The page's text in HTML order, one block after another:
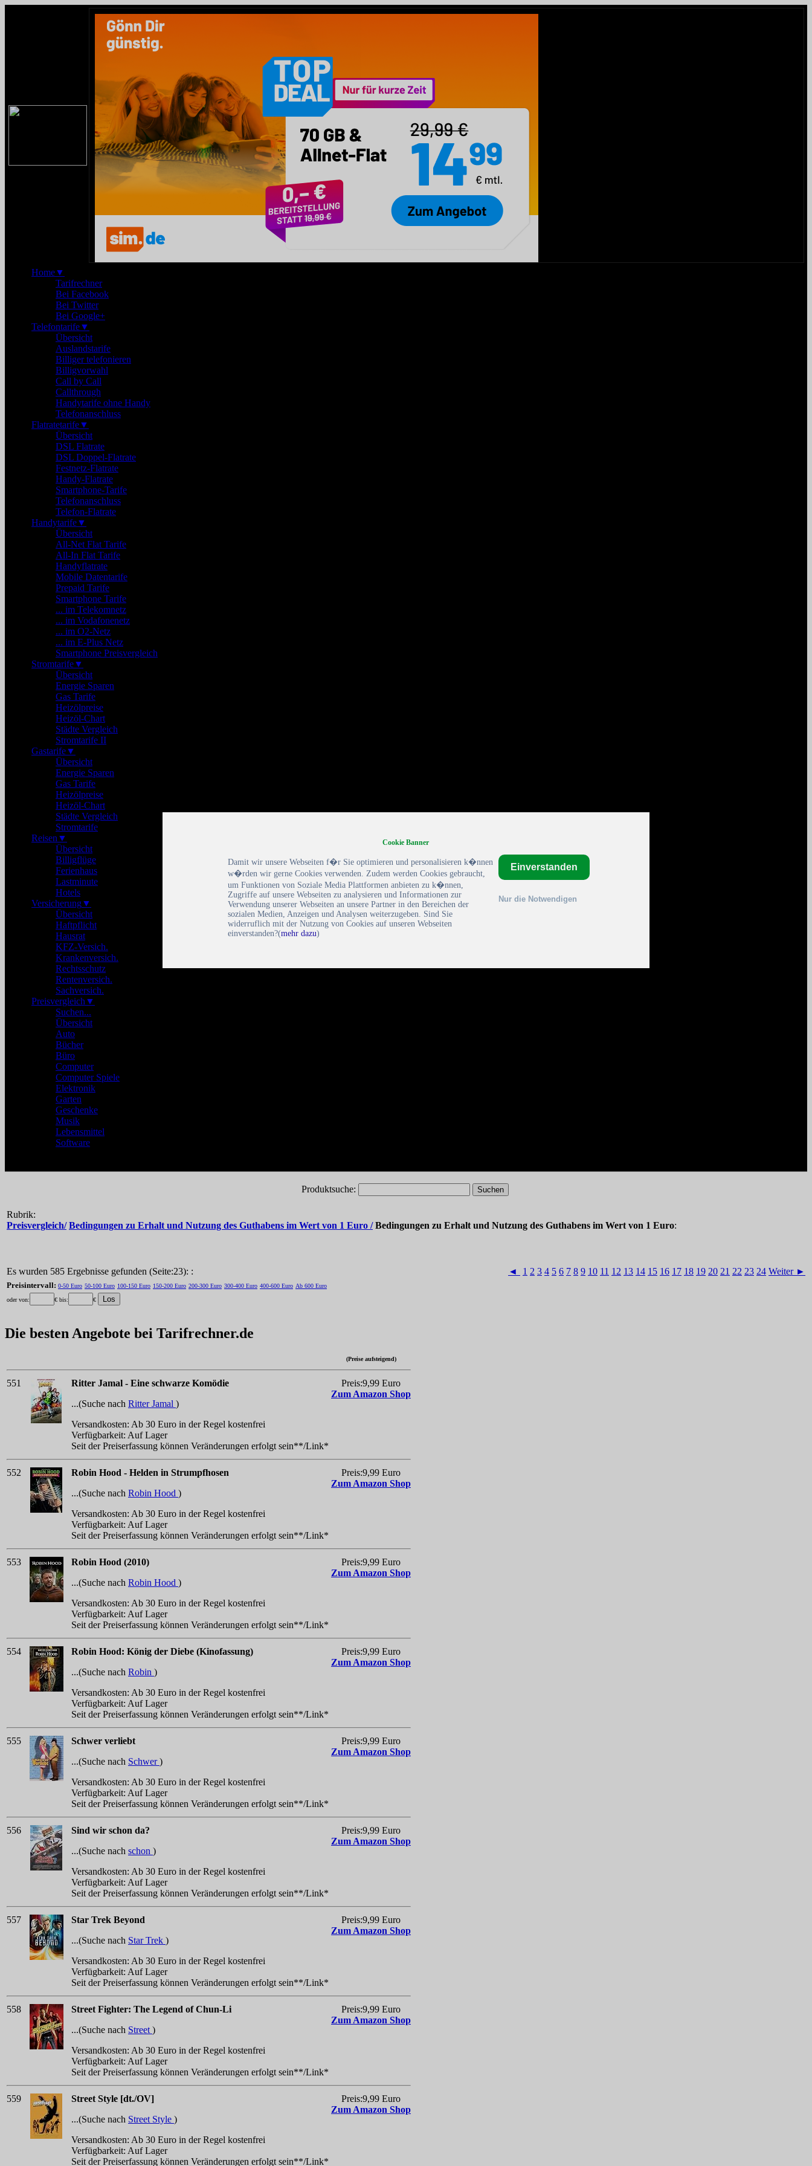
Home▼
Tarifrechner
Bei Facebook
Bei Twitter
Bei Google+
Telefontarife▼
Übersicht
Auslandstarife
Billiger telefonieren
Billigvorwahl
Call by Call
Callthrough
Handytarife ohne Handy
Telefonanschluss
Flatratetarife▼
Übersicht
DSL Flatrate
DSL Doppel-Flatrate
Festnetz-Flatrate
Handy-Flatrate
Smartphone-Tarife
Telefonanschluss
Telefon-Flatrate
Handytarife▼
Übersicht
All-Net Flat Tarife
All-In Flat Tarife
Handyflatrate
Mobile Datentarife
Prepaid Tarife
Smartphone Tarife
... im Telekomnetz
... im Vodafonenetz
... im O2-Netz
... im E-Plus Netz
Smartphone Preisvergleich
Stromtarife▼
Übersicht
Energie Sparen
Gas Tarife
Heizölpreise
Heizöl-Chart
Städte Vergleich
Stromtarife II
Gastarife▼
Übersicht
Energie Sparen
Gas Tarife
Heizölpreise
Heizöl-Chart
Städte Vergleich
Stromtarife
Reisen ▼
Übersicht
Billigflüge
Ferienhaus
Lastminute
Hotels
Versicherung▼
Übersicht
Haftpflicht
Hausrat
KFZ-Versich.
Krankenversich.
Rechtsschutz
Rentenversich.
Sachversich.
Preisvergleich ▼
Suchen...
Übersicht
Auto
Bücher
Büro
Computer
Computer Spiele
Elektronik
Garten
Geschenke
Musik
Lebensmittel
Software
Produktsuche:
Rubrik:
Preisvergleich/ Bedingungen zu Erhalt und Nutzung des Guthabens im Wert von 1 Euro / Bedingungen zu Erhalt und Nutzung des Guthabens im Wert von 1 Euro:
Es wurden 585 Ergebnisse gefunden (Seite:23): : ◄ 1 2 3 4 5 6 7 8 9 10 11 12 13 14 15 16 17 18 19 20 21 22 23 24 Weiter ►
Preisintervall: 0-50 Euro 50-100 Euro 100-150 Euro 150-200 Euro 200-300 Euro 300-400 Euro 400-600 Euro Ab 600 Euro
oder von: € bis: €
Die besten Angebote bei Tarifrechner.de
(Preise aufsteigend)
551
Ritter Jamal - Eine schwarze Komödie
...(Suche nach Ritter Jamal )
Versandkosten: Ab 30 Euro in der Regel kostenfrei
Verfügbarkeit: Auf Lager
Seit der Preiserfassung können Veränderungen erfolgt sein**/Link*
Preis:9,99 Euro
Zum Amazon Shop
552
Robin Hood - Helden in Strumpfhosen
...(Suche nach Robin Hood )
Versandkosten: Ab 30 Euro in der Regel kostenfrei
Verfügbarkeit: Auf Lager
Seit der Preiserfassung können Veränderungen erfolgt sein**/Link*
Preis:9,99 Euro
Zum Amazon Shop
553
Robin Hood (2010)
...(Suche nach Robin Hood )
Versandkosten: Ab 30 Euro in der Regel kostenfrei
Verfügbarkeit: Auf Lager
Seit der Preiserfassung können Veränderungen erfolgt sein**/Link*
Preis:9,99 Euro
Zum Amazon Shop
554
Robin Hood: König der Diebe (Kinofassung)
...(Suche nach Robin )
Versandkosten: Ab 30 Euro in der Regel kostenfrei
Verfügbarkeit: Auf Lager
Seit der Preiserfassung können Veränderungen erfolgt sein**/Link*
Preis:9,99 Euro
Zum Amazon Shop
555
Schwer verliebt
...(Suche nach Schwer)
Versandkosten: Ab 30 Euro in der Regel kostenfrei
Verfügbarkeit: Auf Lager
Seit der Preiserfassung können Veränderungen erfolgt sein**/Link*
Preis:9,99 Euro
Zum Amazon Shop
556
Sind wir schon da?
...(Suche nach schon )
Versandkosten: Ab 30 Euro in der Regel kostenfrei
Verfügbarkeit: Auf Lager
Seit der Preiserfassung können Veränderungen erfolgt sein**/Link*
Preis:9,99 Euro
Zum Amazon Shop
557
Star Trek Beyond
...(Suche nach Star Trek )
Versandkosten: Ab 30 Euro in der Regel kostenfrei
Verfügbarkeit: Auf Lager
Seit der Preiserfassung können Veränderungen erfolgt sein**/Link*
Preis:9,99 Euro
Zum Amazon Shop
558
Street Fighter: The Legend of Chun-Li
...(Suche nach Street )
Versandkosten: Ab 30 Euro in der Regel kostenfrei
Verfügbarkeit: Auf Lager
Seit der Preiserfassung können Veränderungen erfolgt sein**/Link*
Preis:9,99 Euro
Zum Amazon Shop
559
Street Style [dt./OV]
...(Suche nach Street Style )
Versandkosten: Ab 30 Euro in der Regel kostenfrei
Verfügbarkeit: Auf Lager
Seit der Preiserfassung können Veränderungen erfolgt sein**/Link*
Preis:9,99 Euro
Zum Amazon Shop
Cookie Banner
Damit wir unsere Webseiten f�r Sie optimieren und personalisieren k�nnen
w�rden wir gerne Cookies verwenden. Zudem werden Cookies gebraucht,
um Funktionen von Soziale Media Plattformen anbieten zu k�nnen,
Zugriffe auf unsere Webseiten zu analysieren und Informationen zur
Verwendung unserer Webseiten an unsere Partner in den Bereichen der
sozialen Medien, Anzeigen und Analysen weiterzugeben. Sind Sie
widerruflich mit der Nutzung von Cookies auf unseren Webseiten
einverstanden?(mehr dazu)
Einverstanden
Nur die Notwendigen